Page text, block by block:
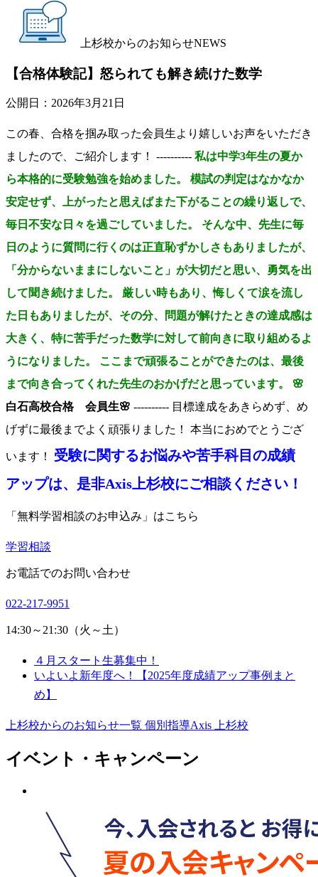
上杉校からのお知らせNEWS
【合格体験記】怒られても解き続けた数学
公開日： 2026年3月21日
この春、合格を掴み取った会員生より嬉しいお声をいただき
ましたので、ご紹介します！ ---------- 私は中学3年生の夏か
ら本格的に受験勉強を始めました。 模試の判定はなかなか
安定せず、上がったと思えばまた下がることの繰り返しで、
毎日不安な日々を過ごしていました。 そんな中、先生に毎
日のように質問に行くのは正直恥ずかしさもありましたが、
「分からないままにしないこと」が大切だと思い、勇気を出
して聞き続けました。 厳しい時もあり、悔しくて涙を流し
た日もありましたが、その分、問題が解けたときの達成感は
大きく、特に苦手だった数学に対して前向きに取り組めるよ
うになりました。 ここまで頑張ることができたのは、最後
まで向き合ってくれた先生のおかげだと思っています。 🌸
白石高校合格 会員生🌸 ---------- 目標達成をあきらめず、め
げずに最後までよく頑張りました！ 本当におめでとうござ
います！
受験に関するお悩みや苦手科目の成績
アップは、是非Axis上杉校にご相談ください！
「無料学習相談のお申込み」はこちら
学習相談
お電話でのお問い合わせ
022-217-9951
14:30～21:30（火～土）
４月スタート生募集中！
いよいよ新年度へ！【2025年度成績アップ事例まと
め】
上杉校からのお知らせ一覧 個別指導Axis 上杉校
イベント・キャンペーン